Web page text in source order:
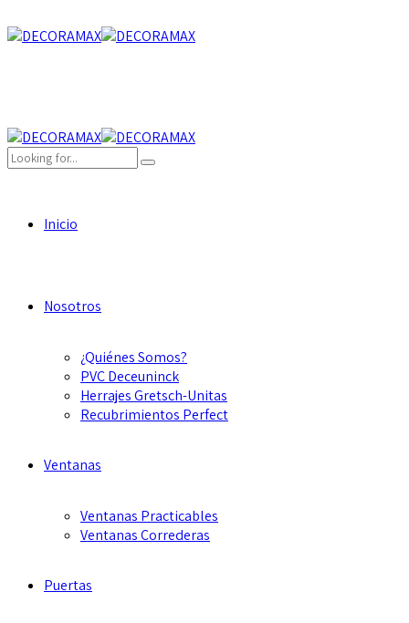
Inicio
Nosotros
¿Quiénes Somos?
PVC Deceuninck
Herrajes Gretsch-Unitas
Recubrimientos Perfect
Ventanas
Ventanas Practicables
Ventanas Correderas
Puertas